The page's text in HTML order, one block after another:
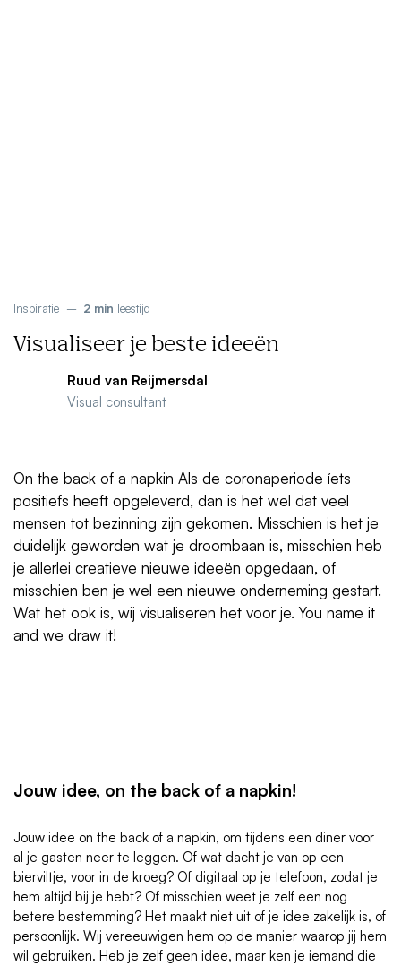
Inspiratie – 2 min leestijd
Visualiseer je beste ideeën
Ruud van Reijmersdal
Visual consultant
On the back of a napkin Als de coronaperiode íets
positiefs heeft opgeleverd, dan is het wel dat veel
mensen tot bezinning zijn gekomen. Misschien is het je
duidelijk geworden wat je droombaan is, misschien heb
je allerlei creatieve nieuwe ideeën opgedaan, of
misschien ben je wel een nieuwe onderneming gestart.
Wat het ook is, wij visualiseren het voor je. You name it
and we draw it!
Jouw idee, on the back of a napkin!
Jouw idee on the back of a napkin, om tijdens een diner voor
al je gasten neer te leggen. Of wat dacht je van op een
bierviltje, voor in de kroeg? Of digitaal op je telefoon, zodat je
hem altijd bij je hebt? Of misschien weet je zelf een nog
betere bestemming? Het maakt niet uit of je idee zakelijk is, of
persoonlijk. Wij vereeuwigen hem op de manier waarop jij hem
wil gebruiken. Heb je zelf geen idee, maar ken je iemand die